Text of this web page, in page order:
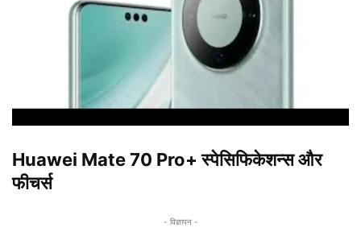
Huawei Mate 70 Pro+ स्पेसिफिकेशन्स और
फीचर्स
- विज्ञापन -